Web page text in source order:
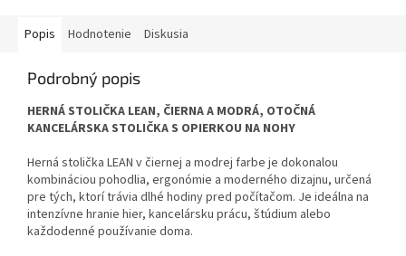
Popis Hodnotenie Diskusia
Podrobný popis
HERNÁ STOLIČKA LEAN, ČIERNA A MODRÁ, OTOČNÁ
KANCELÁRSKA STOLIČKA S OPIERKOU NA NOHY
Herná stolička LEAN v čiernej a modrej farbe je dokonalou
kombináciou pohodlia, ergonómie a moderného dizajnu, určená
pre tých, ktorí trávia dlhé hodiny pred počítačom. Je ideálna na
intenzívne hranie hier, kancelársku prácu, štúdium alebo
každodenné používanie doma.